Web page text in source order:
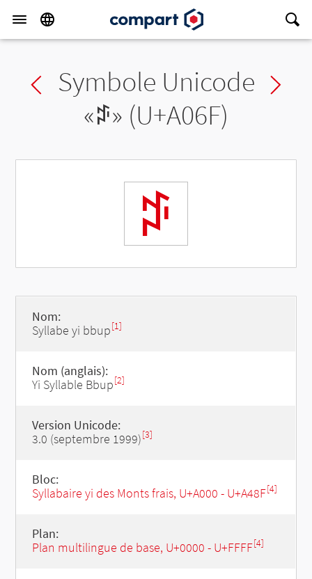
Previous char
Symbole Unicode
«ꁯ» (U+A06F)
ꁯ
Nom:
Syllabe yi bbup[1]
Nom (anglais):
Yi Syllable Bbup[2]
Version Unicode:
3.0 (septembre 1999)[3]
Bloc:
Syllabaire yi des Monts frais, U+A000 - U+A48F[4]
Plan:
Plan multilingue de base, U+0000 - U+FFFF[4]